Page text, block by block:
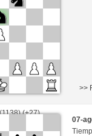
(+27)
>>
07-